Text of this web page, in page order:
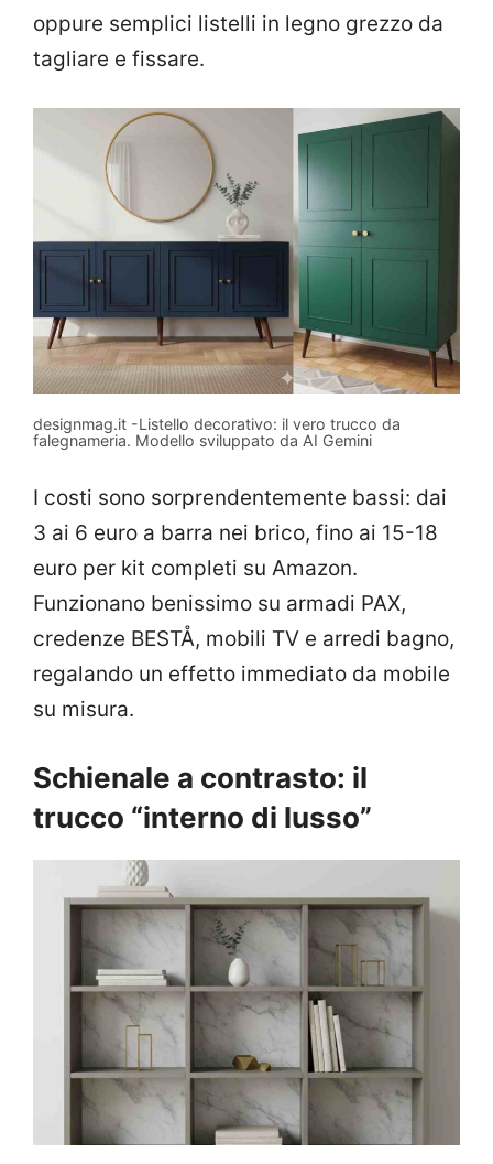
oppure semplici listelli in legno grezzo da
tagliare e fissare.
designmag.it -Listello decorativo: il vero trucco da
falegnameria. Modello sviluppato da AI Gemini
I costi sono sorprendentemente bassi: dai
3 ai 6 euro a barra nei brico, fino ai 15-18
euro per kit completi su Amazon.
Funzionano benissimo su armadi PAX,
credenze BESTÅ, mobili TV e arredi bagno,
regalando un effetto immediato da mobile
su misura.
Schienale a contrasto: il
trucco “interno di lusso”